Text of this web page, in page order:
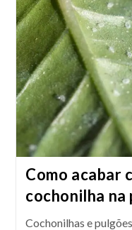
Como acabar
cochonilha na
Cochonilhas e